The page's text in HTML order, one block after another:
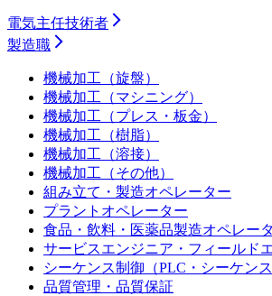
電気主任技術者
製造職
機械加工（旋盤）
機械加工（マシニング）
機械加工（プレス・板金）
機械加工（樹脂）
機械加工（溶接）
機械加工（その他）
組み立て・製造オペレーター
プラントオペレーター
食品・飲料・医薬品製造オペレー
サービスエンジニア・フィールド
シーケンス制御（PLC・シーケンス
品質管理・品質保証